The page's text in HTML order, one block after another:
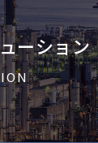
ーション